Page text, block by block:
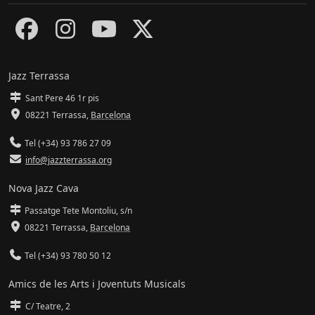
Jazz Terrassa
Sant Pere 46 1r pis
08221 Terrassa, Barcelona
Tel (+34) 93 786 27 09
info@jazzterrassa.org
Nova Jazz Cava
Passatge Tete Montoliu, s/n
08221 Terrassa, Barcelona
Tel (+34) 93 780 50 12
Amics de les Arts i Joventuts Musicals
C/ Teatre, 2